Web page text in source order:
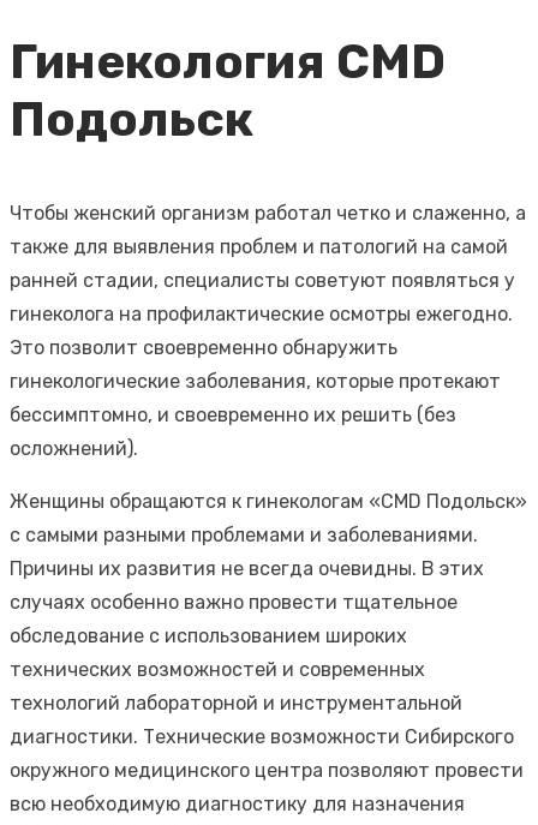
Гинекология CMD
Подольск
Чтобы женский организм работал четко и слаженно, а
также для выявления проблем и патологий на самой
ранней стадии, специалисты советуют появляться у
гинеколога на профилактические осмотры ежегодно.
Это позволит своевременно обнаружить
гинекологические заболевания, которые протекают
бессимптомно, и своевременно их решить (без
осложнений).
Женщины обращаются к гинекологам «CMD Подольск»
с самыми разными проблемами и заболеваниями.
Причины их развития не всегда очевидны. В этих
случаях особенно важно провести тщательное
обследование с использованием широких
технических возможностей и современных
технологий лабораторной и инструментальной
диагностики. Технические возможности Сибирского
окружного медицинского центра позволяют провести
всю необходимую диагностику для назначения